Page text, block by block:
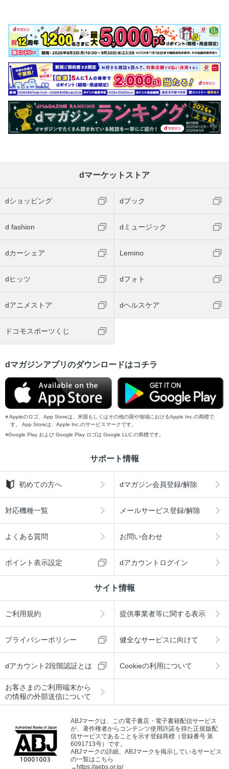
dマーケットストア
dショッピング dブック
d fashion dミュージック
dカーシェア Lemino
dヒッツ dフォト
dアニメストア dヘルスケア
ドコモスポーツくじ
dマガジンアプリのダウンロードはコチラ
Appleのロゴ、App Storeは、米国もしくはその他の国や地域におけるApple Inc.の商標で
す。 App Storeは、Apple Inc.のサービスマークです。
Google Play および Google Play ロゴは Google LLC の商標です。
サポート情報
初めての方へ dマガジン会員登録/解除
対応機種一覧 メールサービス登録/解除
よくある質問 お問い合わせ
ポイント表示設定 dアカウントログイン
サイト情報
ご利用規約 提供事業者等に関する表示
プライバシーポリシー 健全なサービスに向けて
dアカウント2段階認証とは Cookieの利用について
お客さまのご利用端末から
の情報の外部送信について
ABJマークは、この電子書店・電子書籍配信サービス
が、著作権者からコンテンツ使用許諾を得た正規版配
信サービスであることを示す登録商標（登録番号 第
6091713号）です。
ABJマークの詳細、ABJマークを掲示しているサービス
の一覧はこちら
→https://aebs.or.jp/